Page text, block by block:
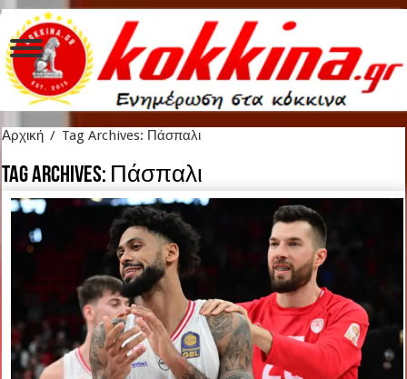
Αρχική / Tag Archives: Πάσπαλι
Tag Archives: Πάσπαλι